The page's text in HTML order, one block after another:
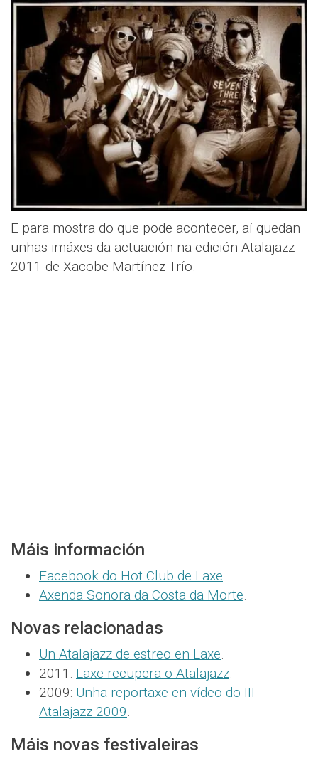
E para mostra do que pode acontecer, aí quedan
unhas imáxes da actuación na edición Atalajazz
2011 de Xacobe Martínez Trío.
Máis información
Facebook do Hot Club de Laxe.
Axenda Sonora da Costa da Morte.
Novas relacionadas
Un Atalajazz de estreo en Laxe.
2011: Laxe recupera o Atalajazz.
2009: Unha reportaxe en vídeo do III
Atalajazz 2009.
Máis novas festivaleiras